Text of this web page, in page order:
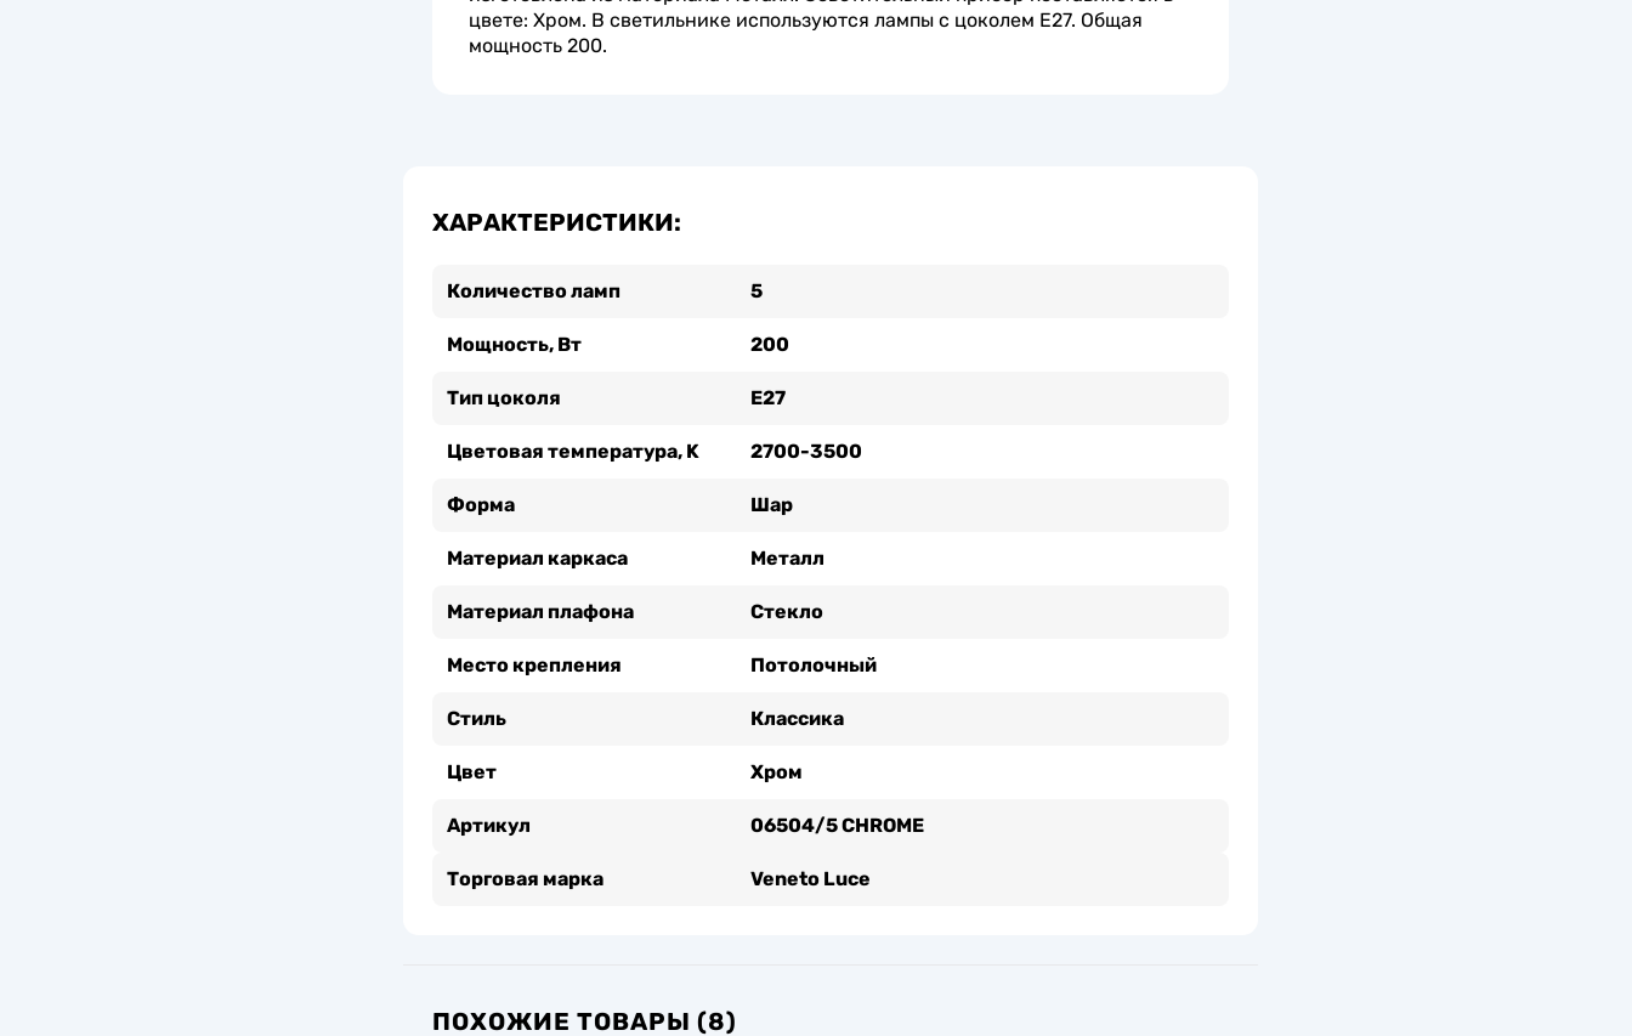
цвете: Хром. В светильнике используются лампы с цоколем E27. Общая
мощность 200.
ХАРАКТЕРИСТИКИ:
Количество ламп 5
Мощность, Вт 200
Тип цоколя Е27
Цветовая температура, K 2700-3500
Форма Шар
Материал каркаса Металл
Материал плафона Стекло
Место крепления Потолочный
Стиль Классика
Цвет Хром
Артикул 06504/5 CHROME
Торговая марка Veneto Luce
ПОХОЖИЕ ТОВАРЫ (8)